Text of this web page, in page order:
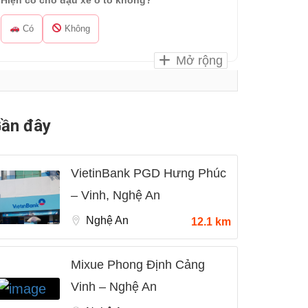
Có Không
Mở rộng
đây
VietinBank PGD Hưng Phúc
– Vinh, Nghệ An
Nghệ An 12.1 km
Mixue Phong Định Cảng
Vinh – Nghệ An